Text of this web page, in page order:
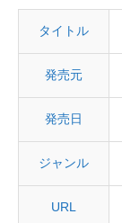
タイトル
発売元
発売日
ジャンル
URL